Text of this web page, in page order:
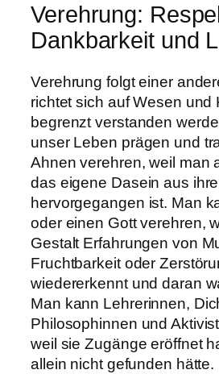
Verehrung:
Dankbarkeit und
Verehrung folgt einer
richtet sich auf Wesen und
begrenzt verstanden
unser Leben prägen und
Ahnen verehren, weil man
das eigene Dasein aus
hervorgegangen ist. Man
oder einen Gott verehren,
Gestalt Erfahrungen von
Fruchtbarkeit oder
wiedererkennt und daran
Man kann Lehrerinnen,
Philosophinnen und
weil sie Zugänge eröffnet
allein nicht gefunden